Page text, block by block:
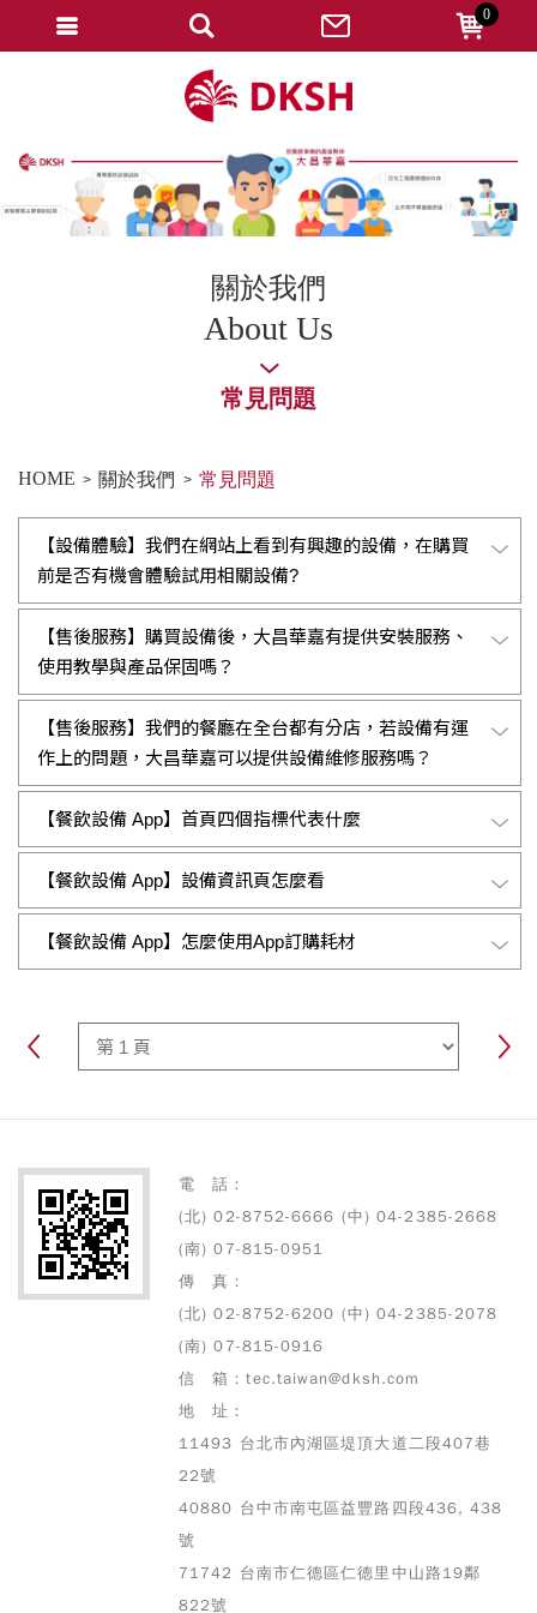
關於我們
About Us
常見問題
HOME 關於我們 常見問題
【設備體驗】我們在網站上看到有興趣的設備，在購買
前是否有機會體驗試用相關設備?
【售後服務】購買設備後，大昌華嘉有提供安裝服務、
使用教學與產品保固嗎？
【售後服務】我們的餐廳在全台都有分店，若設備有運
作上的問題，大昌華嘉可以提供設備維修服務嗎？
【餐飲設備 App】首頁四個指標代表什麼
【餐飲設備 App】設備資訊頁怎麼看
【餐飲設備 App】怎麼使用App訂購耗材
電 話：
(北) 02-8752-6666 (中) 04-2385-2668
(南) 07-815-0951
傳 真：
(北) 02-8752-6200 (中) 04-2385-2078
(南) 07-815-0916
信 箱：tec.taiwan@dksh.com
地 址：
11493 台北市內湖區堤頂大道二段407巷
22號
40880 台中市南屯區益豐路四段436, 438
號
71742 台南市仁德區仁德里中山路19鄰
822號
0
忘記密碼
變更密碼
我的收藏
匯款通知